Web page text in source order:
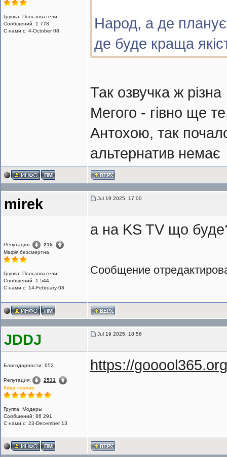
Группа: Пользователи
Сообщений: 1 778
С нами с: 4-October 08
Народ, а де
де буде краща
Так озвучка ж різна
Мегого - гівно ще
Антохою, так
альтернатив немає
mirek Jul 19 2025, 17:00
Репутация:
215
Мафія безсмертна
Группа: Пользователи
Сообщений: 1 544
С нами с: 14-February 08
а на KS TV що
Сообщение
JDDJ Jul 19 2025, 18:56
Благодарности: 652
Репутация:
2531
0day rescue
Группа: Модеры
Сообщений: 86 291
С нами с: 23-December 13
https://